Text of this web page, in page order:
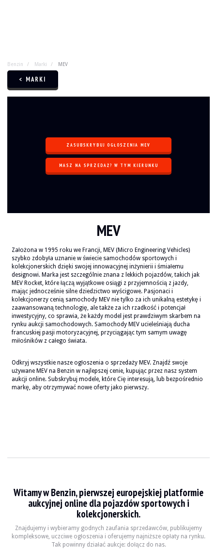
Benzin Marki MEV
< MARKI
ZASUBSKRYBUJ OGŁOSZENIA MEV
MASZ NA SPRZEDAŻ? W TYM KIERUNKU
MEV
Założona w 1995 roku we Francji, MEV (Micro Engineering Vehicles)
szybko zdobyła uznanie w świecie samochodów sportowych i
kolekcjonerskich dzięki swojej innowacyjnej inżynierii i śmiałemu
designowi. Marka jest szczególnie znana z lekkich pojazdów, takich jak
MEV Rocket, które łączą wyjątkowe osiągi z przyjemnością z jazdy,
mając jednocześnie silne dziedzictwo wyścigowe. Pasjonaci i
kolekcjonerzy cenią samochody MEV nie tylko za ich unikalną estetykę i
zaawansowaną technologię, ale także za ich rzadkość i potencjał
inwestycyjny, co sprawia, że każdy model jest prawdziwym skarbem na
rynku aukcji samochodowych. Samochody MEV ucieleśniają ducha
francuskiej pasji motoryzacyjnej, przyciągając tym samym uwagę
miłośników z całego świata.
Odkryj wszystkie nasze ogłoszenia o sprzedaży MEV. Znajdź swoje
używane MEV na Benzin w najlepszej cenie, kupując przez nasz system
aukcji online. Subskrybuj modele, które Cię interesują, lub bezpośrednio
markę, aby otrzymywać nowe oferty jako pierwszy.
Witamy w Benzin, pierwszej europejskiej platformie
aukcyjnej online dla pojazdów sportowych i
kolekcjonerskich.
Znajdujemy i wybieramy godnych zaufania sprzedawców, publikujemy
kompleksowe, uczciwe ogłoszenia i oferujemy najniższe opłaty na rynku.
Tak powinny działać aukcje: dołącz do nas.